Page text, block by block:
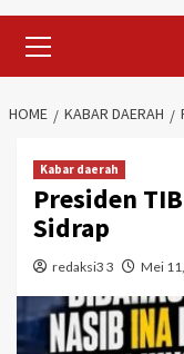
Menu
HOME KABAR DAERAH
Kabar daerah
Presiden
Sidrap
redaksi3 3 Mei